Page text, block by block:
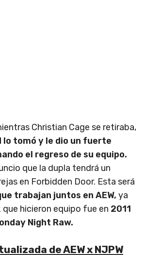
Christian Cage se retiraba,
lo tomó y le dio un fuerte
el regreso de su equipo.
que la dupla tendrá un
en Forbidden Door. Esta será
trabajan juntos en AEW, ya
hicieron equipo fue en 2011
Night Raw.
de AEW x NJPW